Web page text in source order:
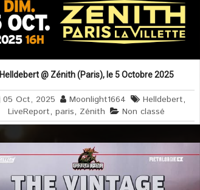
Helldebert @ Zénith (Paris), le 5 Octobre 2025
05 Oct, 2025 Moonlight1664 Helldebert,
LiveReport, paris, Zénith Non classé